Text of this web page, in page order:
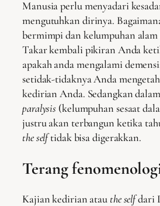
Manusia perlu menyadari
mengutuhkan dirinya.
bermimpi dan kelumpuhan alam
Takar kembali pikiran Anda
apakah anda mengalami
setidak-tidaknya Anda
kedirian Anda. Sedangkan
paralysis (kelumpuhan sesaat
justru akan terbangun ketika
the selftidak bisa digerakkan.
Terang
Kajian kedirian atau the selfdari